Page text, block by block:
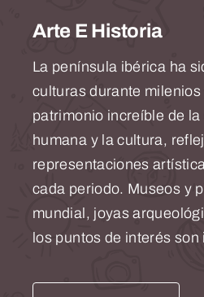
Arte E Historia
La península ibérica ha
culturas durante milenios
patrimonio increíble de
humana y la cultura,
representaciones
cada periodo. Museos y
mundial, joyas
los puntos de interés